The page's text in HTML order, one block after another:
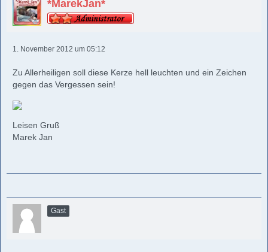
*MarekJan*
1. November 2012 um 05:12
Zu Allerheiligen soll diese Kerze hell leuchten und ein Zeichen
gegen das Vergessen sein!
Leisen Gruß
Marek Jan
Gast